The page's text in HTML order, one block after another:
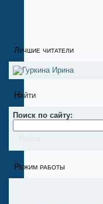
Лучшие читатели
Найти
Поиск по сайту:
Режим работы